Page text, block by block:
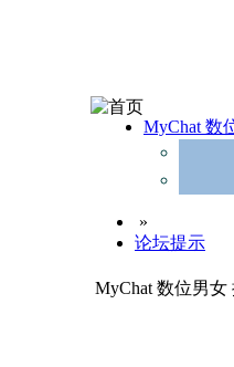
MyChat 数
»
论坛提示
MyChat 数位男女